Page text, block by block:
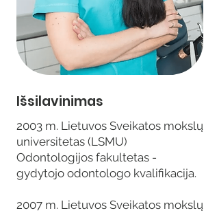
Išsilavinimas
2003 m. Lietuvos Sveikatos mokslų
universitetas (LSMU)
Odontologijos fakultetas -
gydytojo odontologo kvalifikacija.
2007 m. Lietuvos Sveikatos mokslų